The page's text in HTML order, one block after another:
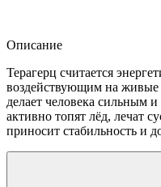
Описание
Терагерц считается
воздействующим на живые
делает человека сильным
активно топят лёд, лечат
приносит стабильность и